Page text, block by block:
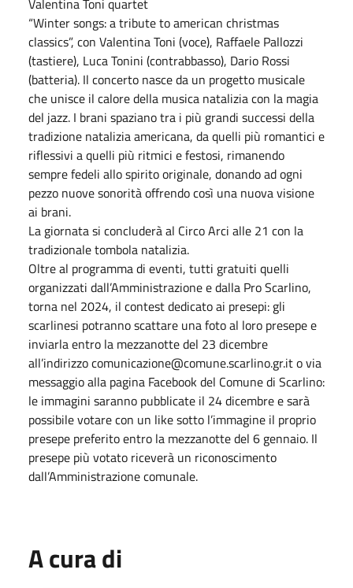
“Winter songs: a tribute to american christmas
classics”, con Valentina Toni (voce), Raffaele Pallozzi
(tastiere), Luca Tonini (contrabbasso), Dario Rossi
(batteria). Il concerto nasce da un progetto musicale
che unisce il calore della musica natalizia con la magia
del jazz. I brani spaziano tra i più grandi successi della
tradizione natalizia americana, da quelli più romantici e
riflessivi a quelli più ritmici e festosi, rimanendo
sempre fedeli allo spirito originale, donando ad ogni
pezzo nuove sonorità offrendo così una nuova visione
ai brani.
La giornata si concluderà al Circo Arci alle 21 con la
tradizionale tombola natalizia.
Oltre al programma di eventi, tutti gratuiti quelli
organizzati dall’Amministrazione e dalla Pro Scarlino,
torna nel 2024, il contest dedicato ai presepi: gli
scarlinesi potranno scattare una foto al loro presepe e
inviarla entro la mezzanotte del 23 dicembre
all’indirizzo comunicazione@comune.scarlino.gr.it o via
messaggio alla pagina Facebook del Comune di Scarlino:
le immagini saranno pubblicate il 24 dicembre e sarà
possibile votare con un like sotto l’immagine il proprio
presepe preferito entro la mezzanotte del 6 gennaio. Il
presepe più votato riceverà un riconoscimento
dall’Amministrazione comunale.
A cura di